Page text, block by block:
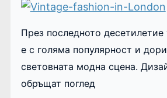
През последното
е с голяма популярност и
световната модна сцена.
обръщат поглед